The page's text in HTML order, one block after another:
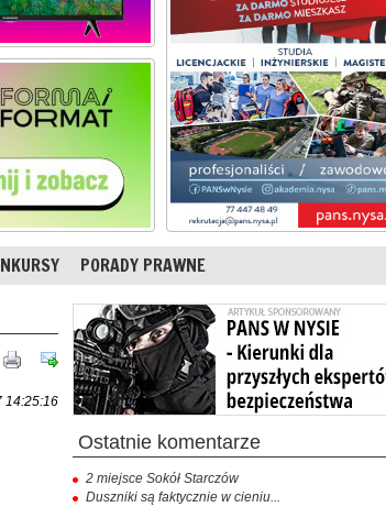
PORADY PRAWNE
14:25:16
ostatnie komentarze
2 miejsce Sokół Starczów
Duszniki są faktycznie w cieniu...